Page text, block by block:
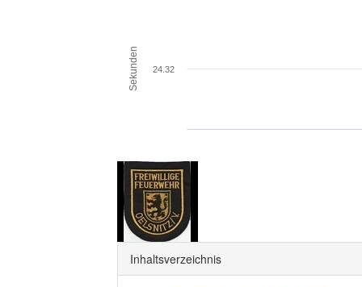
Sekunden 24.32
Inhaltsverzeichnis